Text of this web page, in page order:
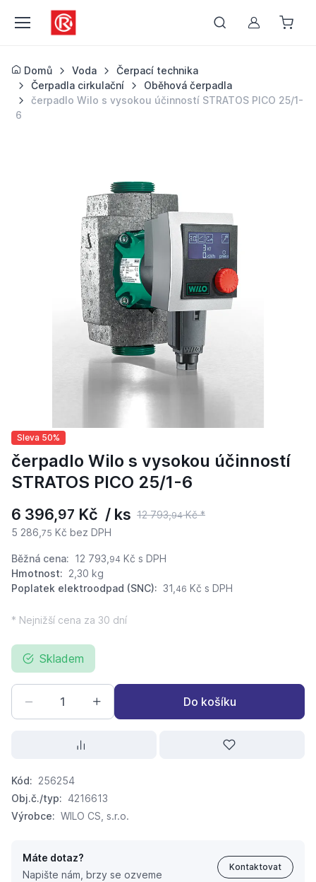
Můj účet
Domů Voda
Čerpací technika
Čerpadla cirkulační
Oběhová čerpadla
čerpadlo Wilo s vysokou účinností STRATOS PICO 25/1-
6
Sleva 50%
čerpadlo Wilo s vysokou účinností
STRATOS PICO 25/1-6
6 396,97 Kč / ks 12 793,94Kč *
5 286, 75 Kč bez DPH
Běžná cena: 12 793, 94 Kč s DPH
Hmotnost: 2,30 kg
Poplatek elektroodpad (SNC): 31, 46 Kč s DPH
* Nejnižší cena za 30 dní
Skladem
Do košíku
Kód: 256254
Obj.č./typ: 4216613
Výrobce: WILO CS, s.r.o.
Máte dotaz?
Napište nám, brzy se ozveme
Kontaktovat